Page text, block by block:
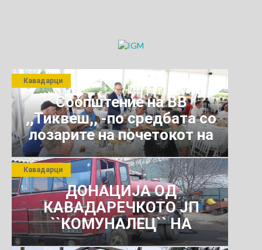
Соопштение на ВВ
,,Тиквеш,, -по средбата со
лозарите на почетокот на
јули 2026 г.
Кавадарци
ДОНАЦИЈА ОД
КАВАДАРЕЧКОТО ЈП
``КОМУНАЛЕЦ`` НА
РОСОМАНСКОТО ЈАВНО
Кавадарци